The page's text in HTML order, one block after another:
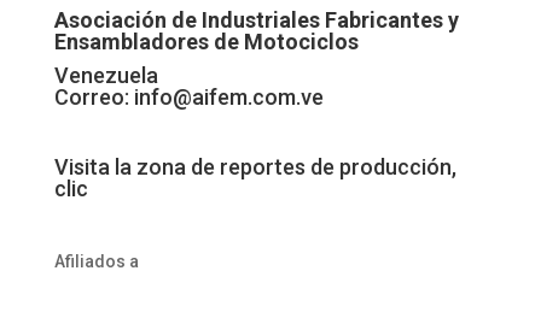
Asociación de Industriales Fabricantes y
Ensambladores de Motociclos
Venezuela
Correo: info@aifem.com.ve
Visita la zona de reportes de producción,
clic
Afiliados a